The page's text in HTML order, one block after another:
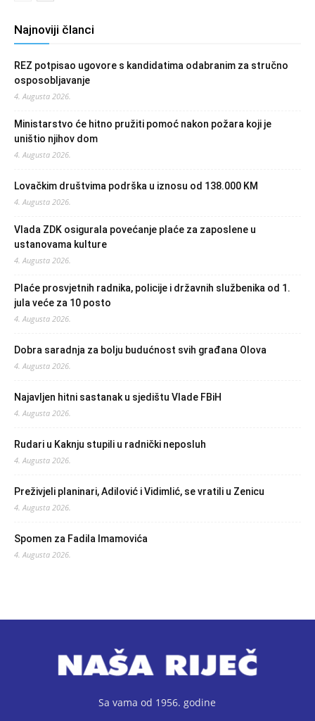
Najnoviji članci
REZ potpisao ugovore s kandidatima odabranim za stručno
osposobljavanje
4. Augusta 2026.
Ministarstvo će hitno pružiti pomoć nakon požara koji je
uništio njihov dom
4. Augusta 2026.
Lovačkim društvima podrška u iznosu od 138.000 KM
4. Augusta 2026.
Vlada ZDK osigurala povećanje plaće za zaposlene u
ustanovama kulture
4. Augusta 2026.
Plaće prosvjetnih radnika, policije i državnih službenika od 1.
jula veće za 10 posto
4. Augusta 2026.
Dobra saradnja za bolju budućnost svih građana Olova
4. Augusta 2026.
Najavljen hitni sastanak u sjedištu Vlade FBiH
4. Augusta 2026.
Rudari u Kaknju stupili u radnički neposluh
4. Augusta 2026.
Preživjeli planinari, Adilović i Vidimlić, se vratili u Zenicu
4. Augusta 2026.
Spomen za Fadila Imamovića
4. Augusta 2026.
Sa vama od 1956. godine